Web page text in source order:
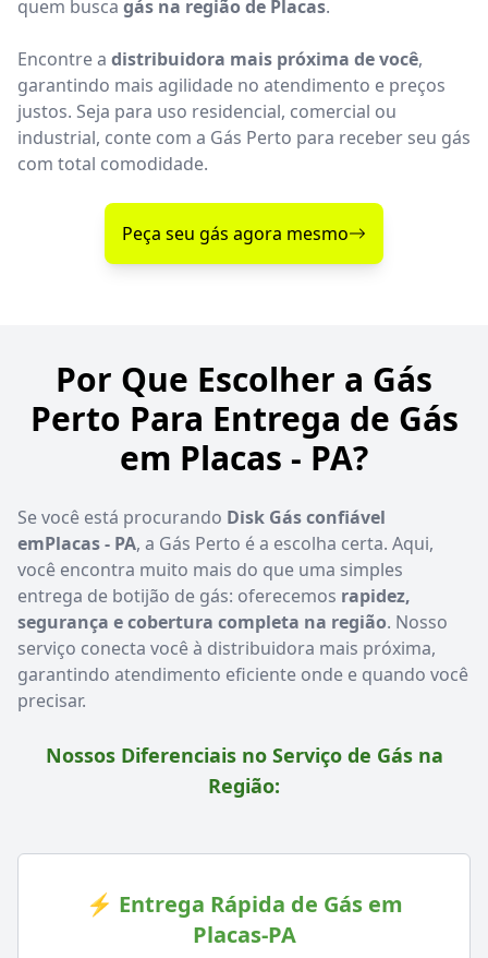
quem busca gás na região de Placas.
Encontre a distribuidora mais próxima de você,
garantindo mais agilidade no atendimento e preços
justos. Seja para uso residencial, comercial ou
industrial, conte com a Gás Perto para receber seu gás
com total comodidade.
Peça seu gás agora mesmo
Por Que Escolher a Gás
Perto Para Entrega de Gás
em Placas - PA?
Se você está procurando Disk Gás confiável
emPlacas - PA, a Gás Perto é a escolha certa. Aqui,
você encontra muito mais do que uma simples
entrega de botijão de gás: oferecemos rapidez,
segurança e cobertura completa na região. Nosso
serviço conecta você à distribuidora mais próxima,
garantindo atendimento eficiente onde e quando você
precisar.
Nossos Diferenciais no Serviço de Gás na
Região:
⚡ Entrega Rápida de Gás em
Placas-PA